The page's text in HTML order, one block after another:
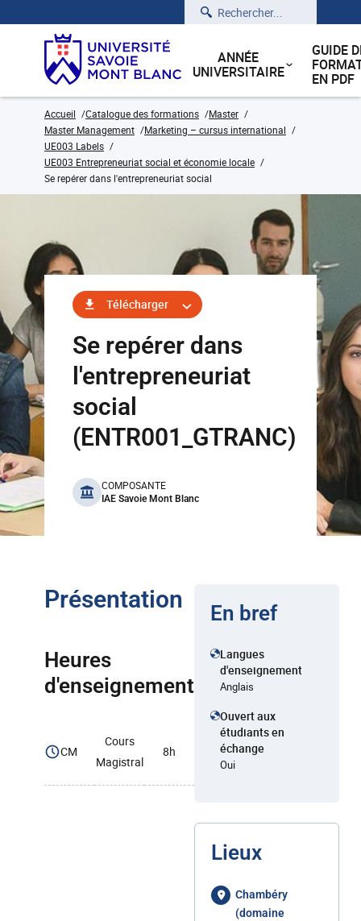
Rechercher
ANNÉE
UNIVERSITAIRE
GUIDE
EN PDF
Accueil Catalogue des formations
Master
Master Management
Marketing – cursus international
UE003 Labels
UE003 Entrepreneuriat social et économie locale
Se repérer dans l'entrepreneuriat social
Télécharger
Se repérer dans
l'entrepreneuriat
social
(ENTR001_GTRANC)
benefits
COMPOSANTE
IAE Savoie Mont Blanc
Présentation
Heures
d'enseignement
CM
Cours
Magistral
8h
En bref
Langues
d'enseignement
Anglais
Ouvert aux
étudiants en
échange
Oui
Lieux
Chambéry
(domaine